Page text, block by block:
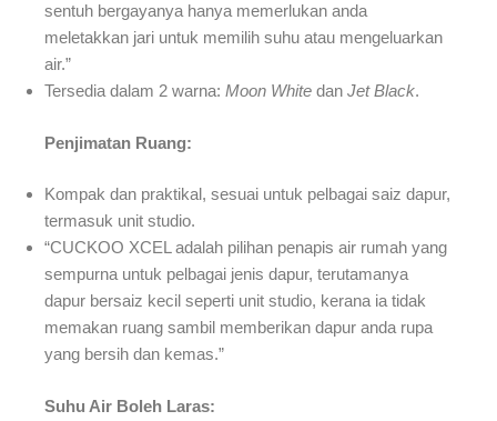
sentuh bergayanya hanya memerlukan anda
meletakkan jari untuk memilih suhu atau mengeluarkan
air.”
Tersedia dalam 2 warna: Moon White dan Jet Black.
Penjimatan Ruang:
Kompak dan praktikal, sesuai untuk pelbagai saiz dapur,
termasuk unit studio.
“CUCKOO XCEL adalah pilihan penapis air rumah yang
sempurna untuk pelbagai jenis dapur, terutamanya
dapur bersaiz kecil seperti unit studio, kerana ia tidak
memakan ruang sambil memberikan dapur anda rupa
yang bersih dan kemas.”
Suhu Air Boleh Laras: